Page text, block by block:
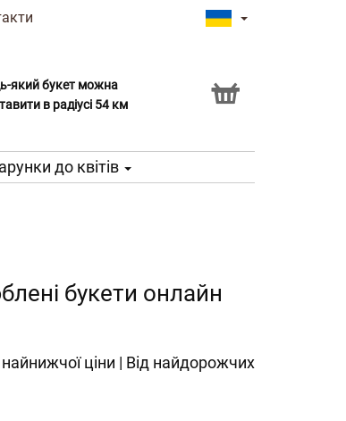
який букет можна
в радіусі 54 км
Click & Collect
до квітів
букети онлайн
найнижчої ціни | Від найдорожчих